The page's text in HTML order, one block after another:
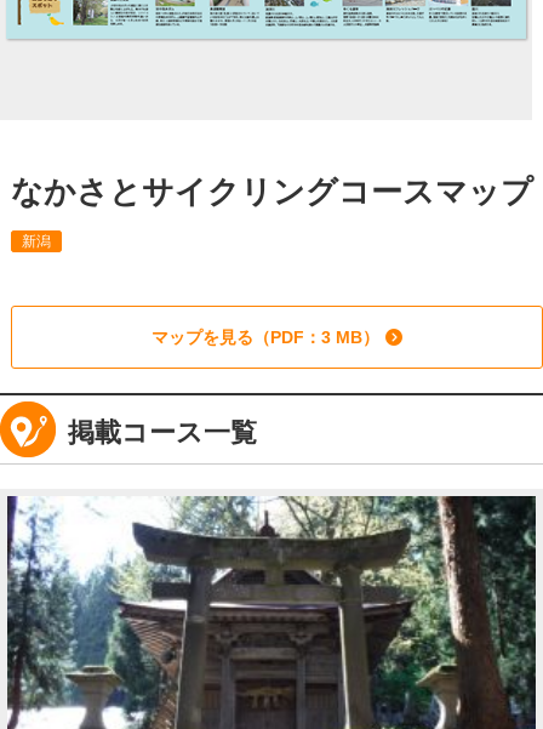
なかさとサイクリングコースマップ
新潟
マップを見る（PDF：3 MB）
掲載コース一覧